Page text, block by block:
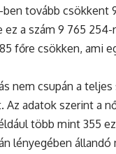
tovább csökkent
a szám 9 765
főre csökken, ami
nem csupán a
adatok szerint a
több mint 355
lényegében